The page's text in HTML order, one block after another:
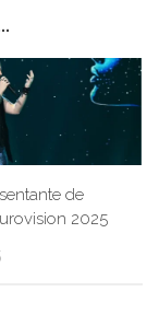
de
2025